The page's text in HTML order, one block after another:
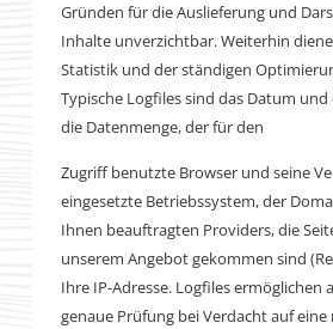
Gründen für die Auslieferung und
Inhalte unverzichtbar. Weiterhin
Statistik und der ständigen
Typische Logfiles sind das Datum und
die Datenmenge, der für den
Zugriff benutzte Browser und seine
eingesetzte Betriebssystem, der
Ihnen beauftragten Providers, die
unserem Angebot gekommen sind
Ihre IP-Adresse. Logfiles ermöglichen
genaue Prüfung bei Verdacht auf